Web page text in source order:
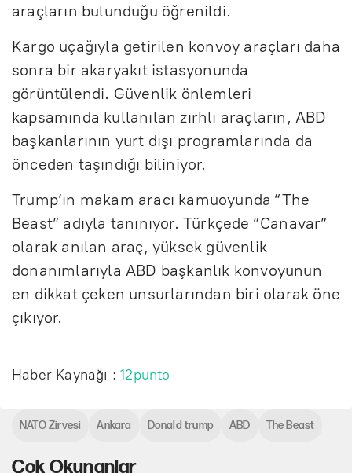
araçların bulunduğu öğrenildi.
Kargo uçağıyla getirilen konvoy araçları daha
sonra bir akaryakıt istasyonunda
görüntülendi. Güvenlik önlemleri
kapsamında kullanılan zırhlı araçların, ABD
başkanlarının yurt dışı programlarında da
önceden taşındığı biliniyor.
Trump’ın makam aracı kamuoyunda “The
Beast” adıyla tanınıyor. Türkçede “Canavar”
olarak anılan araç, yüksek güvenlik
donanımlarıyla ABD başkanlık konvoyunun
en dikkat çeken unsurlarından biri olarak öne
çıkıyor.
Haber Kaynağı :12punto
Çok Okunanlar
NATO Zirvesi Ankara Donald trump ABD The Beast